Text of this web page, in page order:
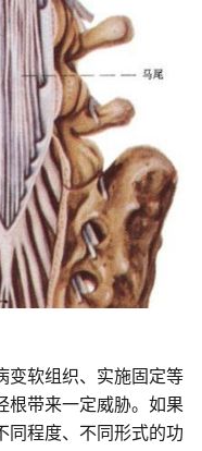
变软组织、实施固定等
根带来一定威胁。如果
同程度、不同形式的功